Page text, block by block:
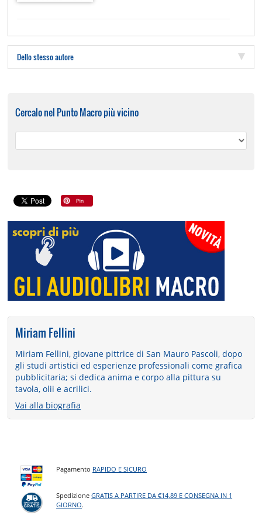
Dello stesso autore
Cercalo nel Punto Macro più vicino
Miriam Fellini
Miriam Fellini, giovane pittrice di San Mauro Pascoli, dopo
gli studi artistici ed esperienze professionali come grafica
pubblicitaria; si dedica anima e corpo alla pittura su
tavola, olii e acrilici.
Vai alla biografia
Pagamento RAPIDO E SICURO
SpedizioneGRATIS A PARTIRE DA €14,89 E CONSEGNA IN 1
GIORNO.